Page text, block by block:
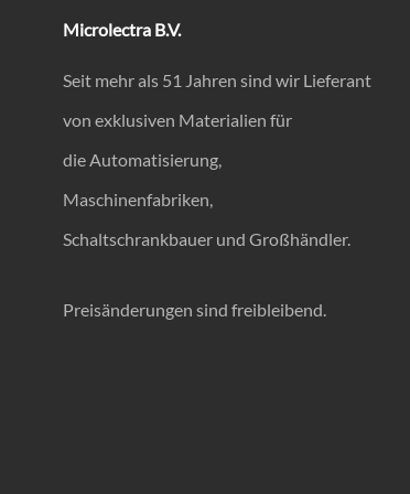
Microlectra B.V.
Seit mehr als 51 Jahren sind wir Lieferant
von exklusiven Materialien für
die Automatisierung,
Maschinenfabriken,
Schaltschrankbauer und Großhändler.
Preisänderungen sind freibleibend.